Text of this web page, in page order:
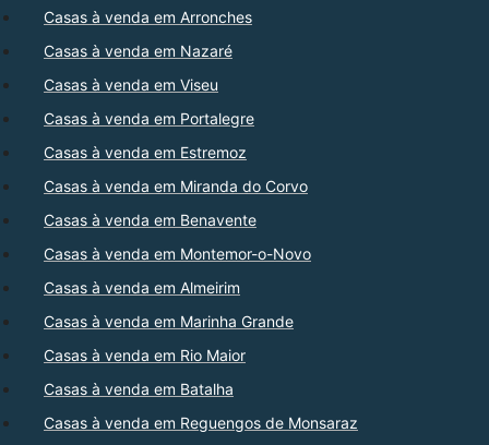
Casas à venda em Arronches
Casas à venda em Nazaré
Casas à venda em Viseu
Casas à venda em Portalegre
Casas à venda em Estremoz
Casas à venda em Miranda do Corvo
Casas à venda em Benavente
Casas à venda em Montemor-o-Novo
Casas à venda em Almeirim
Casas à venda em Marinha Grande
Casas à venda em Rio Maior
Casas à venda em Batalha
Casas à venda em Reguengos de Monsaraz